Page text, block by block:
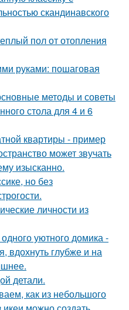
скандинавского
пол от отопления
руками: пошаговая
методы и советы
стола для 4 и 6
квартиры - пример
может звучать
изысканно.
но без
личности из
уютного домика -
вдохнуть глубже и на
детали.
как из небольшого